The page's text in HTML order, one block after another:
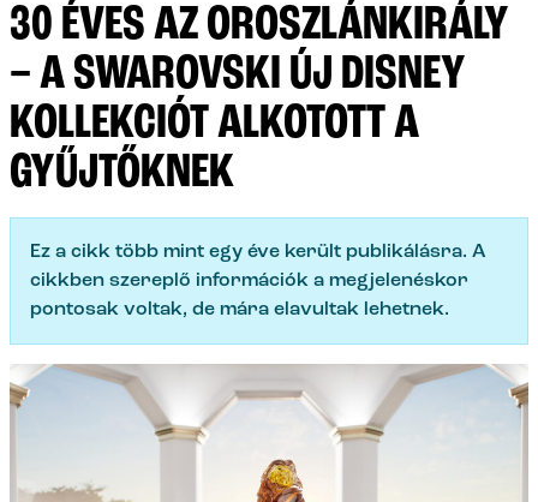
30 ÉVES AZ OROSZLÁNKIRÁLY
– A SWAROVSKI ÚJ DISNEY
KOLLEKCIÓT ALKOTOTT A
GYŰJTŐKNEK
Ez a cikk több mint egy éve került publikálásra. A
cikkben szereplő információk a megjelenéskor
pontosak voltak, de mára elavultak lehetnek.